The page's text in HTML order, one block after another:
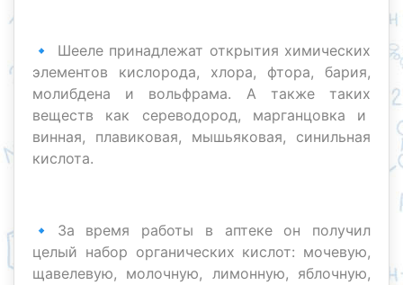
🔹 Шееле принадлежат открытия химических
элементов кислорода, хлора, фтора, бария,
молибдена и вольфрама. А также таких
веществ как сереводород, марганцовка и
винная, плавиковая, мышьяковая, синильная
кислота.
🔹За время работы в аптеке он получил
целый набор органических кислот: мочевую,
щавелевую, молочную, лимонную, яблочную,